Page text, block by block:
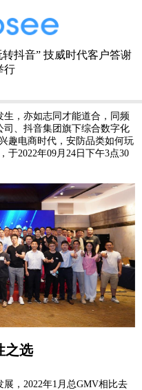
抖音” 技威时代客户答谢
行
，亦如志同才能道合，同频
、抖音集团旗下综合数字化
趣电商时代，安防品类如何玩
于2022年09月24日下午3点30
之选
，2022年1月总GMV相比去